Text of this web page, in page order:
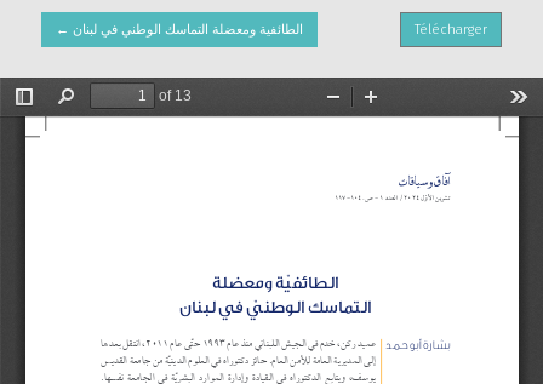
← Retourner aux informations sur l'article
الطائفية ومعضلة التماسك الوطني في لبنان Télécharger